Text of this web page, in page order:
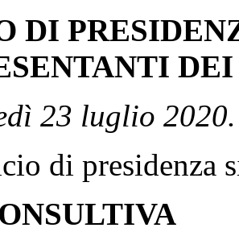
DI
23 luglio 2020.
di presidenza